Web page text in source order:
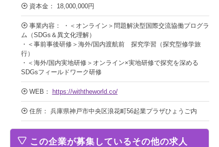
資本金： 18,000,000円
事業内容： ・＜オンライン＞問題解決型国際交流協働プログラ
ム（SDGs＆異文化理解）
・＜事前事後研修＞海外/国内渡航前 探究学習（探究型修学旅
行）
・＜海外/国内実地研修＞オンライン×実地研修で探究を深める
SDGsフィールドワーク研修
WEB： https://withtheworld.co/
住所： 兵庫県神戸市中央区浪花町56起業プラザひょうご内
この企業が募集しているその他の求人